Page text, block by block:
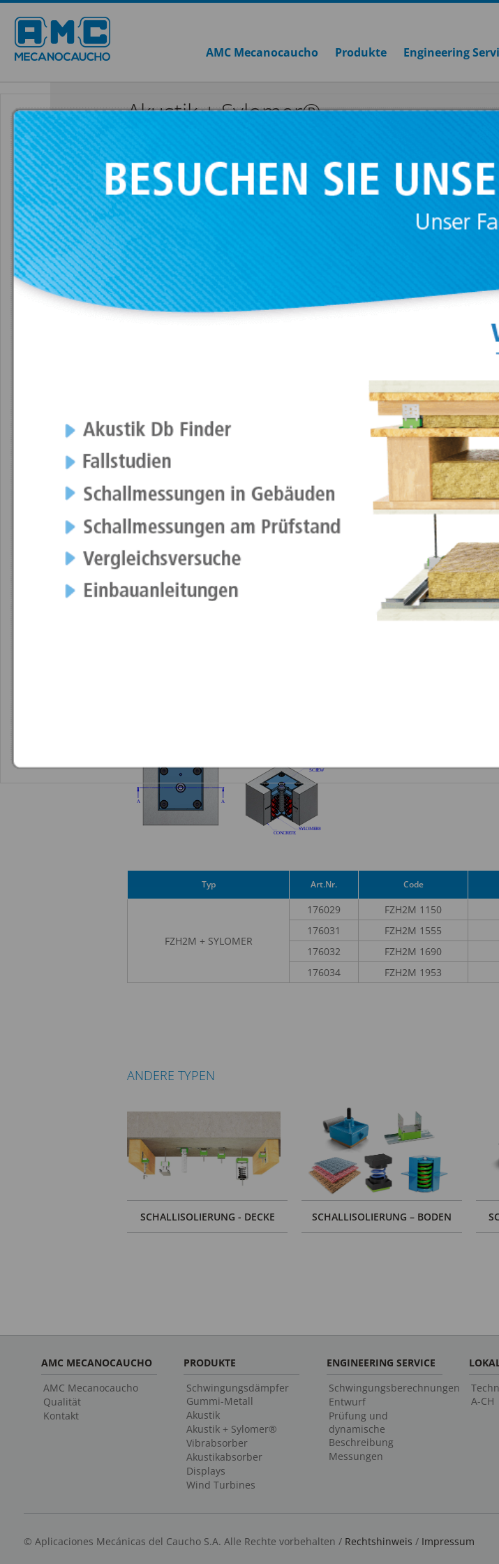
AMC Mecanocaucho Produkte Engineering
Akustik + Sylomer®
FZH2M + SYLOMER®
ALLE ANZEIGEN AKUSTIK + SYLOMER®
Das Ziel dieses
Technische Merkmale Download Videos Bilder
TECHNISCHE MERKMALE
DATEN
Typ Art.Nr. Code
FZH2M + SYLOMER
176029 FZH2M 1150
176031
FZH2M 1555
176032
FZH2M 1690
176034
FZH2M 1953
ANDERE TYPEN
SCHALLISOLIERUNG - DECKE SCHALLISOLIERUNG – BODEN
AMC MECANOCAUCHO
AMC Mecanocaucho
Qualität
Kontakt
PRODUKTE
Schwingungsdämpfer
Gummi-Metall
Akustik
Akustik + Sylomer®
Vibrabsorber
Akustikabsorber
Displays
Wind Turbines
ENGINEERING SERVICE
Schwingungsberechnungen
Entwurf
Prüfung und
dynamische
Beschreibung
Messungen
A-CH
© Aplicaciones Mecánicas del Caucho S.A. Alle Rechte vorbehalten / Rechtshinweis / Impressum